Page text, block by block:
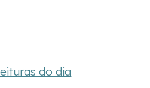
do dia